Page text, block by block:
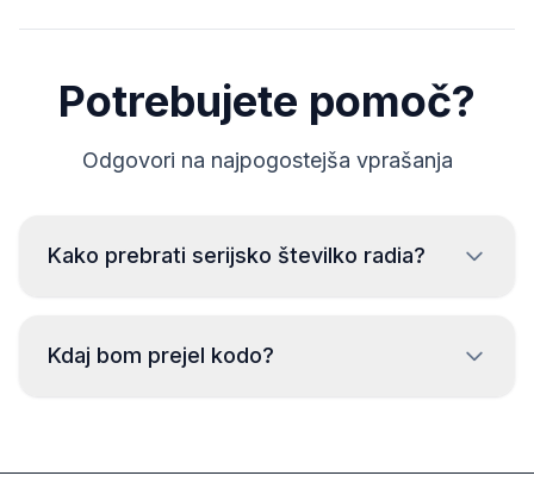
Potrebujete pomoč?
Odgovori na najpogostejša vprašanja
Kako prebrati serijsko številko radia?
odstraniti radio in prebrati kodo z nalepke na ohišju
radia. Običajno je serijska številka nad ali pod črtno
Kdaj bom prejel kodo?